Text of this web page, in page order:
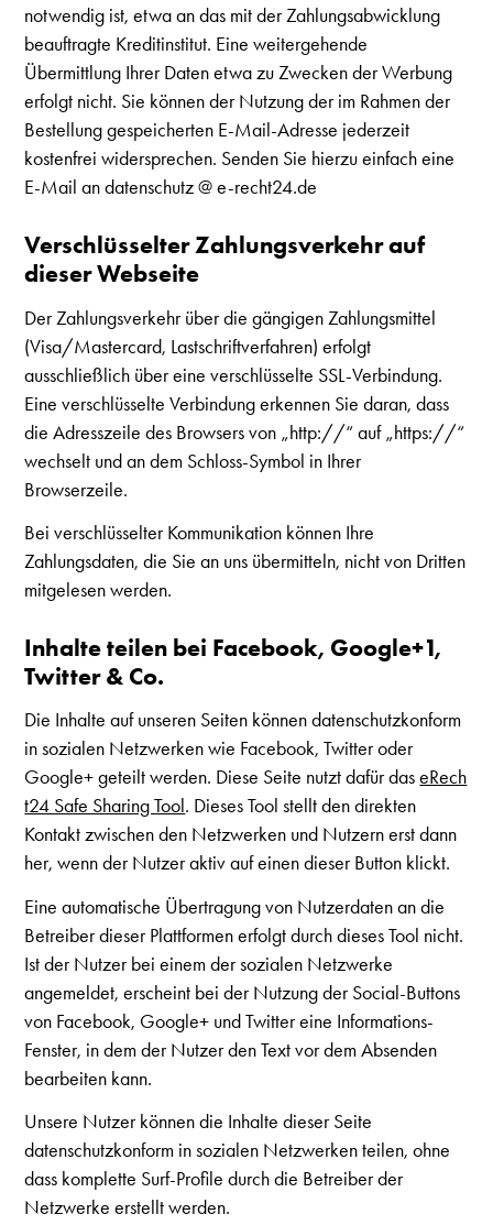
notwendig ist, etwa an das mit der Zahlungsabwicklung
beauftragte Kreditinstitut. Eine weitergehende
Übermittlung Ihrer Daten etwa zu Zwecken der Werbung
erfolgt nicht. Sie können der Nutzung der im Rahmen der
Bestellung gespeicherten E-Mail-Adresse jederzeit
kostenfrei widersprechen. Senden Sie hierzu einfach eine
E-Mail an datenschutz @ e-recht24.de
Verschlüsselter Zahlungsverkehr auf
dieser Webseite
Der Zahlungsverkehr über die gängigen Zahlungsmittel
(Visa/Mastercard, Lastschriftverfahren) erfolgt
ausschließlich über eine verschlüsselte SSL-Verbindung.
Eine verschlüsselte Verbindung erkennen Sie daran, dass
die Adresszeile des Browsers von „http://“ auf „https://“
wechselt und an dem Schloss-Symbol in Ihrer
Browserzeile.
Bei verschlüsselter Kommunikation können Ihre
Zahlungsdaten, die Sie an uns übermitteln, nicht von Dritten
mitgelesen werden.
Inhalte teilen bei Facebook, Google+1,
Twitter & Co.
Die Inhalte auf unseren Seiten können datenschutzkonform
in sozialen Netzwerken wie Facebook, Twitter oder
Google+ geteilt werden. Diese Seite nutzt dafür daseRech
t24 Safe Sharing Tool. Dieses Tool stellt den direkten
Kontakt zwischen den Netzwerken und Nutzern erst dann
her, wenn der Nutzer aktiv auf einen dieser Button klickt.
Eine automatische Übertragung von Nutzerdaten an die
Betreiber dieser Plattformen erfolgt durch dieses Tool nicht.
Ist der Nutzer bei einem der sozialen Netzwerke
angemeldet, erscheint bei der Nutzung der Social-Buttons
von Facebook, Google+ und Twitter eine Informations-
Fenster, in dem der Nutzer den Text vor dem Absenden
bearbeiten kann.
Unsere Nutzer können die Inhalte dieser Seite
datenschutzkonform in sozialen Netzwerken teilen, ohne
dass komplette Surf-Profile durch die Betreiber der
Netzwerke erstellt werden.